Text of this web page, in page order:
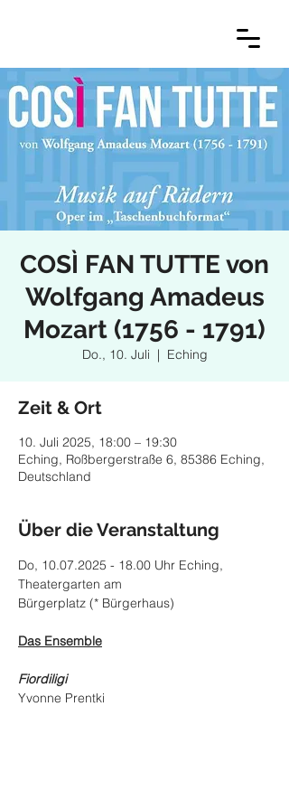
COSÌ FAN TUTTE von
Wolfgang Amadeus
Mozart (1756 - 1791)
Do., 10. Juli
  |
Eching
Zeit & Ort
10. Juli 2025, 18:00 – 19:30
Eching, Roßbergerstraße 6, 85386 Eching,
Deutschland
Über die Veranstaltung
Do, 10.07.2025 - 18.00 Uhr Eching,
Theatergarten am
Bürgerplatz (* Bürgerhaus)
Das Ensemble
Fiordiligi
Yvonne Prentki